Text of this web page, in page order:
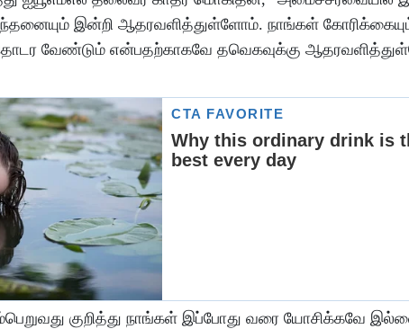
இன்றி ஆதரவளித்துள்ளோம். நாங்கள்
வேண்டும் என்பதற்காகவே தவெகவுக்கு
குறித்து நாங்கள் இப்போது வரை யோசிக்கவே